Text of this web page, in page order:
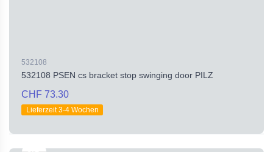
532108
532108 PSEN cs bracket stop swinging door PILZ
CHF 73.30
Lieferzeit 3-4 Wochen